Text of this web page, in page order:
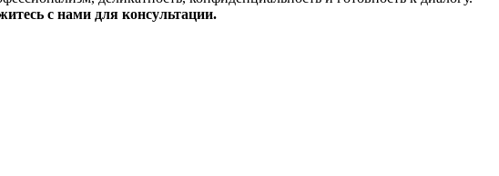
с нами для консультации.